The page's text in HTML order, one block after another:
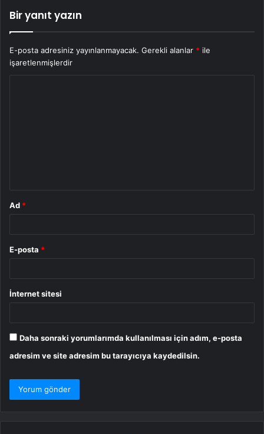
Bir yanıt yazın
E-posta adresiniz yayınlanmayacak. Gerekli alanlar * ile
işaretlenmişlerdir
Ad *
E-posta *
İnternet sitesi
Daha sonraki yorumlarımda kullanılması için adım, e-posta
adresim ve site adresim bu tarayıcıya kaydedilsin.